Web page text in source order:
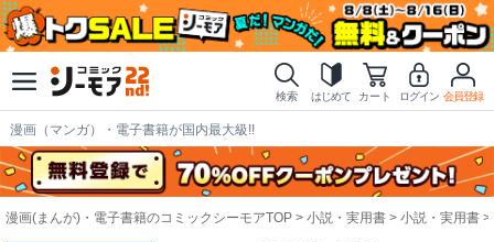
検索 はじめて カート ログイン 会員登録
漫画（マンガ）・電子書籍が国内最大級!!
漫画(まんが)・電子書籍のコミックシーモアTOP 小説・実用書 小説・実用書